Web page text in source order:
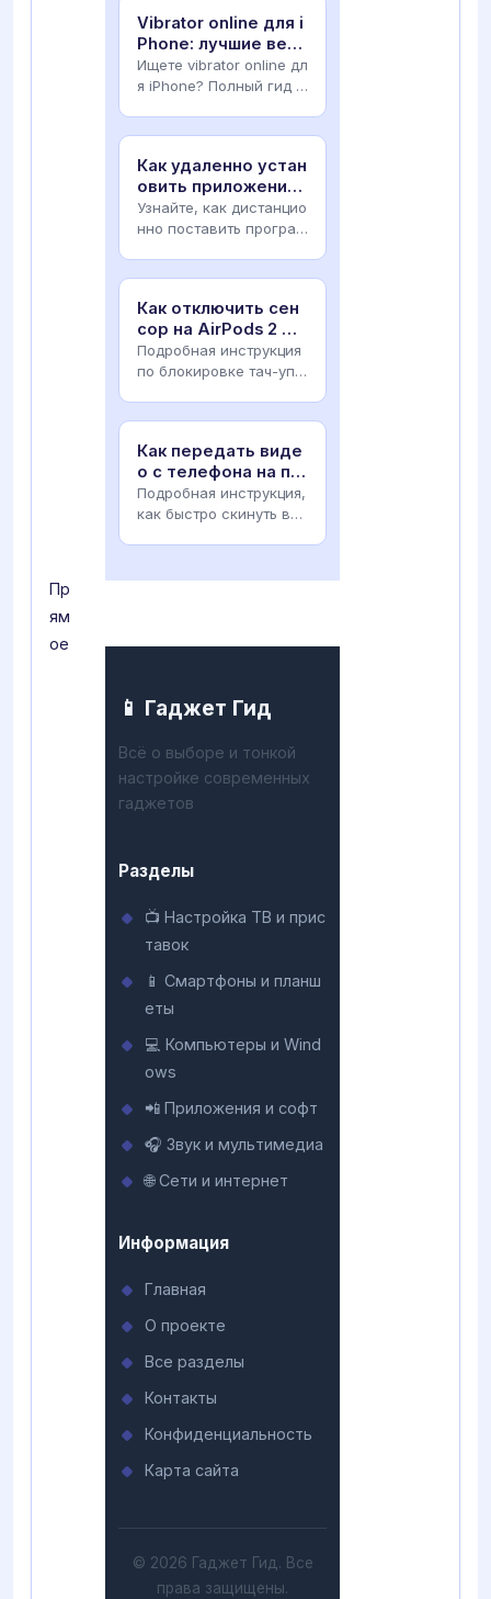
Пр
ям
ое
Vibrator online для i
Phone: лучшие веб-
сервисы и приложе
ния
Ищете vibrator online дл
я iPhone? Полный гид п
Как удаленно устан
овить приложение
на Android: 5 спосо
бов
Узнайте, как дистанцио
нно поставить програм
Как отключить сен
сор на AirPods 2 дл
я Android: полное р
уководство
Подробная инструкция
по блокировке тач-упр
Как передать виде
о с телефона на пл
аншет Android: 5 сп
особов
Подробная инструкция,
как быстро скинуть вид
📱 Гаджет Гид
Всё о выборе и тонкой
настройке современных
гаджетов
Разделы
📺 Настройка ТВ и прис
тавок
📱 Смартфоны и планш
еты
💻 Компьютеры и Wind
ows
📲 Приложения и софт
🎧 Звук и мультимедиа
🌐 Сети и интернет
Информация
Главная
О проекте
Все разделы
Контакты
Конфиденциальность
Карта сайта
© 2026 Гаджет Гид. Все
права защищены.